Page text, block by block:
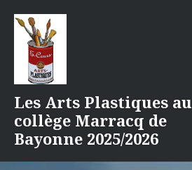
contenu
Les Arts Plastiques au
collège Marracq de
Bayonne 2025/2026